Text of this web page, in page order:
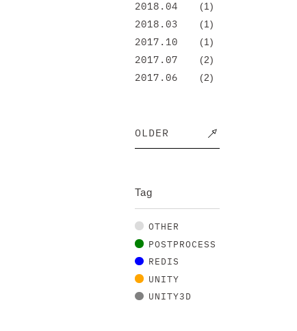
2018.04 (1)
2018.03 (1)
2017.10 (1)
2017.07 (2)
2017.06 (2)
OLDER
Tag
OTHER
POSTPROCESS
REDIS
UNITY
UNITY3D